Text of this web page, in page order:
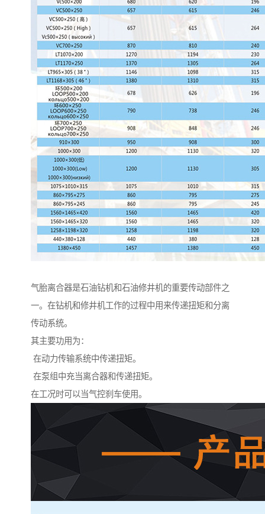
气胎离合器是石油钻机和石油修井机的重要传动部件之
一。在钻机和修井机工作的过程中用来传递扭矩和分离
传动系统。
其主要功用为：
在动力传输系统中传递扭矩。
在泵组中充当离合器和传递扭矩。
在工况时可以当气控刹车使用。